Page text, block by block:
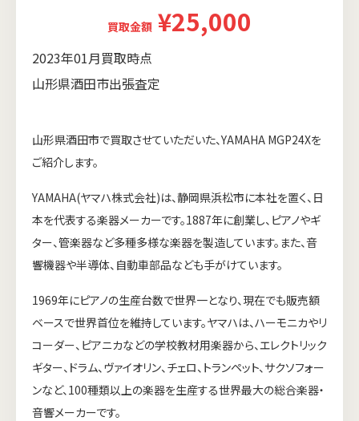
買取金額 ¥25,000
2023年01月買取時点
山形県酒田市出張査定
山形県酒田市で買取させていただいた、YAMAHA MGP24Xを
ご紹介します。
YAMAHA(ヤマハ株式会社)は、静岡県浜松市に本社を置く、日
本を代表する楽器メーカーです。1887年に創業し、ピアノやギ
ター、管楽器など多種多様な楽器を製造しています。また、音
響機器や半導体、自動車部品なども手がけています。
1969年にピアノの生産台数で世界一となり、現在でも販売額
ベースで世界首位を維持しています。ヤマハは、ハーモニカやリ
コーダー、ピアニカなどの学校教材用楽器から、エレクトリック
ギター、ドラム、ヴァイオリン、チェロ、トランペット、サクソフォー
ンなど、100種類以上の楽器を生産する世界最大の総合楽器・
音響メーカーです。